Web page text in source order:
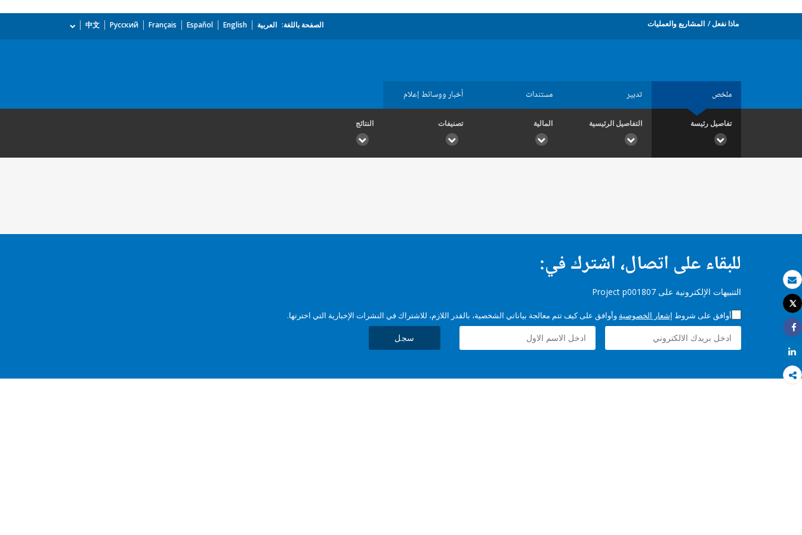
بريد الكتروني
طباعة
Tweet
Share
Share
ماذا نفعل المشاريع والعمليات الصفحة باللغة: العربية English
Español
Français
Русский
中文
ملخص تدبير مستندات أخبار ووسائط إعلام
تفاصيل رئيسة التفاصيل الرئيسية المالية تصنيفات النتائج
للبقاء على اتصال، اشترك في:
التنبيهات الإلكترونية على Project p001807
أوافق على شروط إشعار الخصوصية وأوافق على كيف تتم معالجة بياناتي الشخصية، بالقدر اللازم، للاشتراك في النشرات الإخبارية التي اخترتها.
سجل